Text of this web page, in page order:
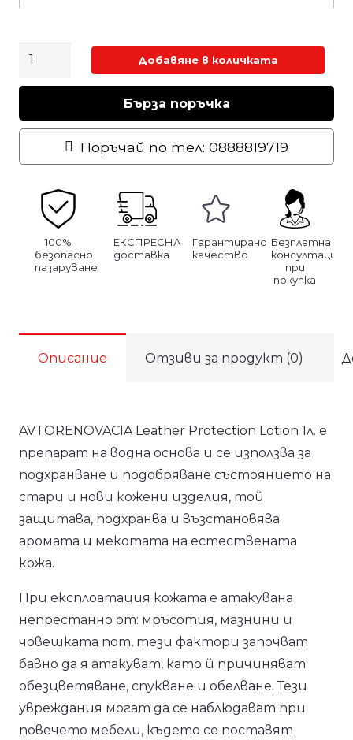
количество
за
подхранване
на
Добавяне в количката
Бърза поръчка
Поръчай по тел: 0888819719
100%
безопасно
пазаруване
ЕКСПРЕСНА
доставка
Гарантирано
качество
Безплатна
консултация
при
покупка
Описание Отзиви за продукт (0)
AVTORENOVACIA Leather Protection Lotion 1л. е
препарат на водна основа и се използва за
подхранване и подобряване състоянието на
стари и нови кожени изделия, той
защитава, подхранва и възстановява
аромата и мекотата на естествената
кожа.
При експлоатация кожата е атакувана
непрестанно от: мръсотия, мазнини и
човешката пот, тези фактори започват
бавно да я атакуват, като й причиняват
обезцветяване, спукване и обелване. Тези
увреждания могат да се наблюдават при
повечето мебели, където се поставят